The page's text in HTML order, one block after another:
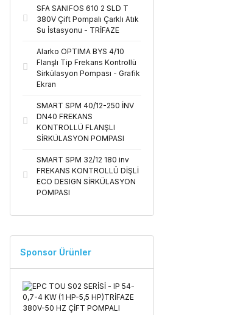
SFA SANIFOS 610 2 SLD T
380V Çift Pompalı Çarklı Atık
Su İstasyonu - TRİFAZE
Alarko OPTIMA BYS 4/10
Flanşlı Tip Frekans Kontrollü
Sirkülasyon Pompası - Grafik
Ekran
SMART SPM 40/12-250 İNV
DN40 FREKANS
KONTROLLÜ FLANŞLI
SİRKÜLASYON POMPASI
SMART SPM 32/12 180 inv
FREKANS KONTROLLÜ DİŞLİ
ECO DESIGN SİRKÜLASYON
POMPASI
Sponsor Ürünler